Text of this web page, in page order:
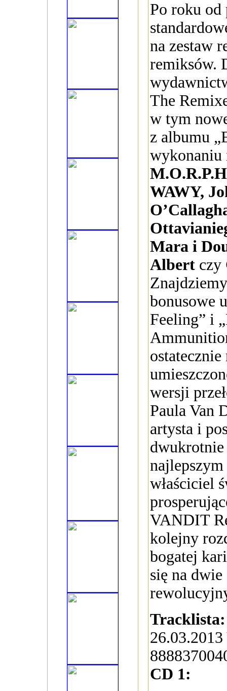
Po roku
na zestaw
remiksów.
The
w tym
z albumu
WAWY,
Mara i
Albert czy
bonusowe
Feeling” i
ostatecznie
wersji
Paula Van
artysta i
właściciel
VANDIT
kolejny
bogatej
się na
Tracklista:
CD 1: